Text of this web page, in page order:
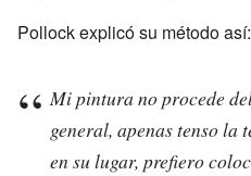
Pollock explicó su método así:
Mi pintura no procede
general, apenas tenso la
en su lugar, prefiero